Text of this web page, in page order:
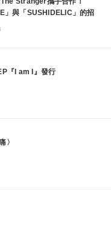
」與「SUSHIDELIC」的招
『I am I』發行
〉